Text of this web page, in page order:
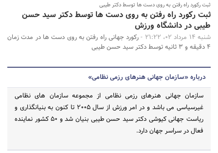
ثبت رکورد راه رفتن به روی دست ها توسط دکتر طیبی
ثبت رکورد راه رفتن به روی دست ها توسط دکتر سید حسن
طیبی در دانشگاه ورزش
شنبه 14 مرداد 02، 21:22 -
رکورد جهانی راه رفتن به روی دست ها در مدت زمان
۴ دقیقه و ۳ ثانیه توسط دکتر سید حسن طیبی
درباره «سازمان جهانی هنرهای رزمی نظامی»
سازمان جهانی هنرهای رزمی نظامی از مجموعه سازمان های نظامی
غیرسیاسی می باشد و در امر ورزش از سال ۲۰۰۵ تا کنون به بنیانگذاری و
ریاست جهانی کیوشی دکتر سید حسن طیبی بنیان شد و ۵۰ کشور نماینده
فعال در سراسر جهان دارد.